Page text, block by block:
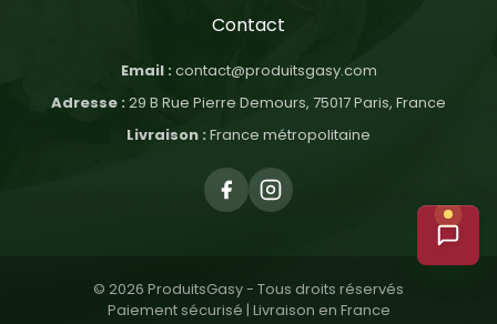
Contact
Email : contact@produitsgasy.com
Adresse : 29 B Rue Pierre Demours, 75017 Paris, France
Livraison :France métropolitaine
© 2026 ProduitsGasy - Tous droits réservés
Paiement sécurisé | Livraison en France